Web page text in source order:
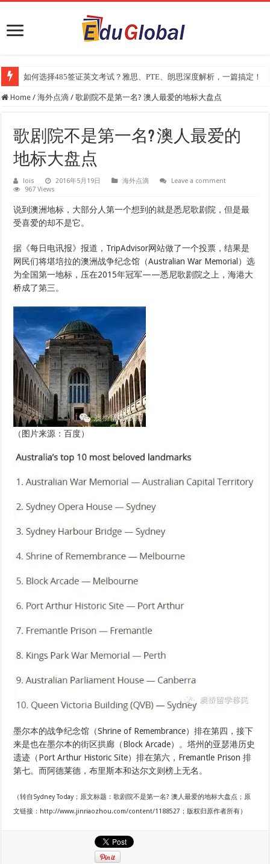
如何选择485签证英文考试？雅思、PTE、朗思深度解析，一篇搞定！
Home / 海外点滴 / 歌剧院不是第一名? 澳人最爱的地标大盘点
歌剧院不是第一名? 澳人最爱的
地标大盘点
lois 2016年5月19日 海外点滴
Leave a comment
967 Views
说到澳洲地标，大部分人第一个想到的就是悉尼歌剧院，但是最
受喜爱的却不是它。
据《每日电讯报》报道，TripAdvisor网站做了一个投票，结果是
网民们将堪培拉的澳洲战争纪念馆（Australian War Memorial）选
为全国第一地标，压在2015年冠军——悉尼歌剧院之上，海港大
桥成了第三。
（图片来源：百度）
墨尔本的战争纪念馆（Shrine of Remembrance）排在第四，接下
来是也在墨尔本的街区拱廊（Block Arcade）。塔州的亚瑟港历史
遗迹（Port Arthur Historic Site）排在第六，Fremantle Prison 排
第七。而阿德莱德，布里斯本和达尔文则榜上无名。
（转自Sydney Today；原文标题：歌剧院不是第一名? 澳人最爱的地标大盘点；原
文链接：http://www.jinriaozhou.com/content/1188527；版权归原作者所有）